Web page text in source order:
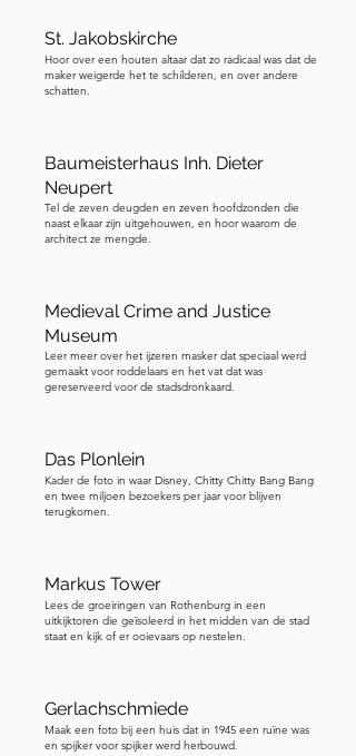
de lijst van Immaterieel Cultureel
Erfgoed van Duitsland. En de echte
capaciteit van 3,5 liter, is te zien in het
RothenburgMuseum, waar we later
tijdens onze tour langs zullen komen.
Draai je nu om naar het grote gebouw
St. Jakobskirche
Hoor over een houten altaar dat zo radicaal was dat de
maker weigerde het te schilderen, en over andere
schatten.
Baumeisterhaus Inh. Dieter
Neupert
Tel de zeven deugden en zeven hoofdzonden die
naast elkaar zijn uitgehouwen, en hoor waarom de
architect ze mengde.
Medieval Crime and Justice
Museum
Leer meer over het ijzeren masker dat speciaal werd
gemaakt voor roddelaars en het vat dat was
gereserveerd voor de stadsdronkaard.
Das Plonlein
Kader de foto in waar Disney, Chitty Chitty Bang Bang
en twee miljoen bezoekers per jaar voor blijven
terugkomen.
Markus Tower
Lees de groeiringen van Rothenburg in een
uitkijktoren die geïsoleerd in het midden van de stad
staat en kijk of er ooievaars op nestelen.
Gerlachschmiede
Maak een foto bij een huis dat in 1945 een ruïne was
en spijker voor spijker werd herbouwd.